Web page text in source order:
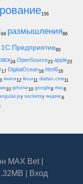
156
94 размышления86
1С:Предприятие60
24 OpenSource23 apple23
17 DigitalOcean16 html516
книги12 linux11 diafan.cms11
10 iphone10 google9 mvc8
7 sockets7 яндекс6
MAX Bet|
Вход